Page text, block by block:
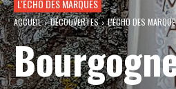
L'ÉCHO DES MARQUES
ACCUEIL DÉCOUVERTES L'ÉCHO DES